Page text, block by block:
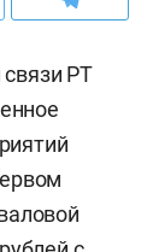
РТ